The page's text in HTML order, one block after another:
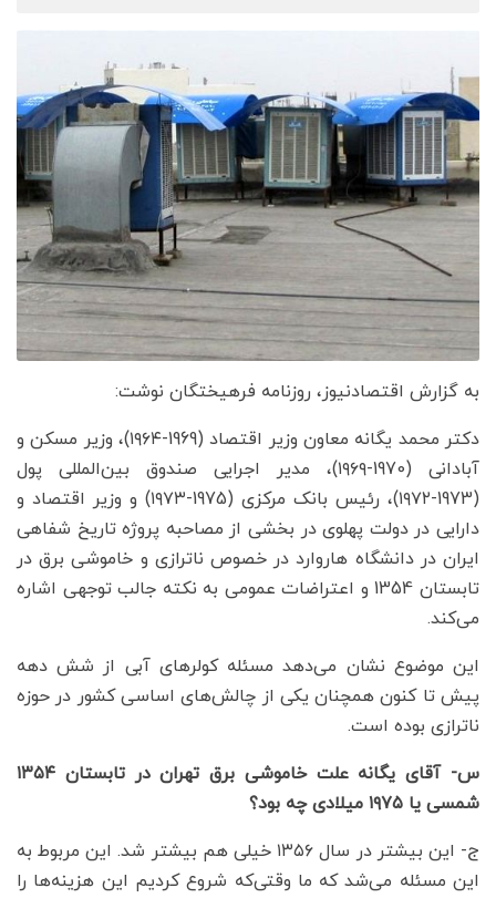
به گزارش اقتصادنیوز، روزنامه فرهیختگان نوشت:
دکتر محمد یگانه معاون وزیر اقتصاد (1969-۱۹۶۴)، وزیر مسکن و
آبادانی (1970-۱۹۶۹)، مدیر اجرایی صندوق بین‌المللی پول
(1973-۱۹۷۲)، رئیس بانک مرکزی (1975-۱۹۷۳) و وزیر اقتصاد و
دارایی در دولت پهلوی در بخشی از مصاحبه پروژه تاریخ شفاهی
ایران در دانشگاه هاروارد در خصوص ناترازی و خاموشی برق در
تابستان 1354 و اعتراضات عمومی به نکته جالب توجهی اشاره
می‌کند.
این موضوع نشان می‌دهد مسئله کولر‌های آبی از شش دهه
پیش تا کنون همچنان یکی از چالش‌های اساسی کشور در حوزه
ناترازی بوده است.
س- آقای یگانه علت خاموشی برق تهران در تابستان ۱۳۵۴
شمسی یا ۱۹۷۵ میلادی چه بود؟
ج- این بیشتر در سال ۱۳۵۶ خیلی هم بیشتر شد. این مربوط به
این مسئله می‌شد که ما وقتی‌که شروع کردیم این هزینه‌ها را